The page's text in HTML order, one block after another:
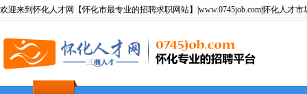
欢迎来到怀化人才网【怀化市最专业的招聘求职网站】|www.0745job.com|怀化人才